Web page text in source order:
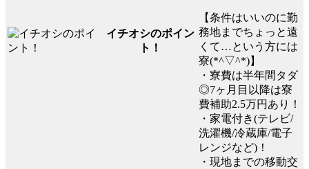
イチオシのポイン
ト！
【条件はいいのに勤
務地までちょっと遠
くて…という方には
寮(*^▽^*)】
・寮費は半年間タダ
◎7ヶ月目以降は寮
費補助2.5万円あり！
・家電付き(テレビ/
洗濯機/冷蔵庫/電子
レンジなど)！
・現地までの移動交